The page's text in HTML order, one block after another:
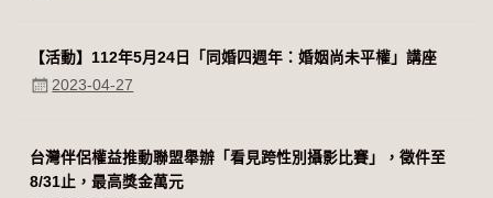
【活動】112年5月24日「同婚四週年：婚姻尚未平權」講座
2023-04-27
台灣伴侶權益推動聯盟舉辦「看見跨性別攝影比賽」，徵件至
8/31止，最高獎金萬元